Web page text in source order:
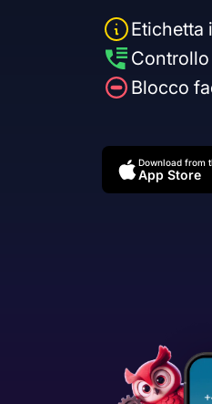
Etichetta
Blocco
Download from
App Store